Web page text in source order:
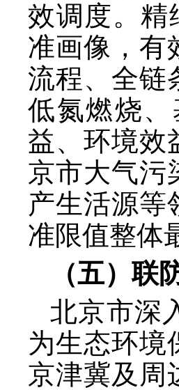
效调度。精
准画像，有
流程、全链
低氮燃烧
益、环境效
京市大气污
产生活源等
准限值整体
（五）
北京市深
为生态环境
京津冀及周